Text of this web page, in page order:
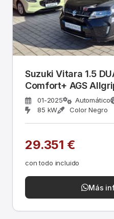
Suzuki Vitara 1.5
Comfort+ AGS
01-2025 Automático
85 kW
Color Negro
29.351 €
con todo incluido
Más